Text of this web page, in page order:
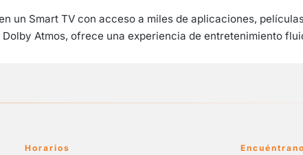
un Smart TV con acceso a miles de aplicaciones,
Atmos, ofrece una experiencia de entretenimiento
Horarios